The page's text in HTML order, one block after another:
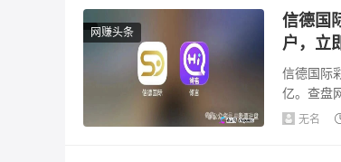
网赚头条
信德国
户，立
信德国际
亿。查盘
可疑，法
无名